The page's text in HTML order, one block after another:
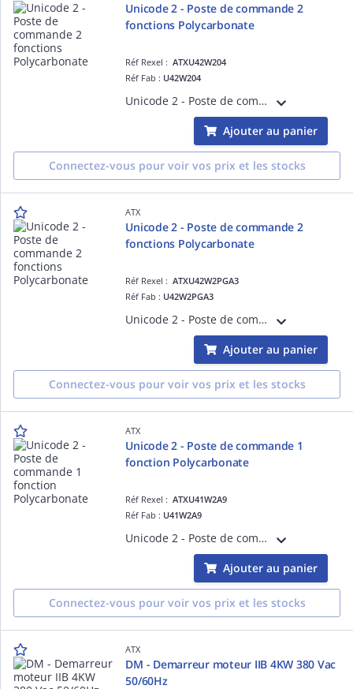
Unicode 2 - Poste de commande 2
fonctions Polycarbonate
Réf Rexel :ATXU42W204
Réf Fab : U42W204
Unicode 2 - Poste de commande 2 fonctions Polycarbonate Contacts bas niveau < 5mA. Entrées de cable pour cable non armé.
Ajouter au panier
Connectez-vous pour voir vos prix et les stocks
ATX
Unicode 2 - Poste de commande 2
fonctions Polycarbonate
Réf Rexel :ATXU42W2PGA3
Réf Fab : U42W2PGA3
Unicode 2 - Poste de commande 2 fonctions Polycarbonate Contacts bas niveau < 5mA. Entrées de cable pour cable non armé. Un voyant vert 12 à 254 Vca, 12 à 60 Vcc et un bouton poussoir vert (NO+NC)
Ajouter au panier
Connectez-vous pour voir vos prix et les stocks
ATX
Unicode 2 - Poste de commande 1
fonction Polycarbonate
Réf Rexel :ATXU41W2A9
Réf Fab : U41W2A9
Unicode 2 - Poste de commande 1 fonction Polycarbonate Contacts bas niveau < 5mA. Entrées de cable pour cable non armé.
Ajouter au panier
Connectez-vous pour voir vos prix et les stocks
ATX
DM - Demarreur moteur IIB 4KW 380 Vac
50/60Hz